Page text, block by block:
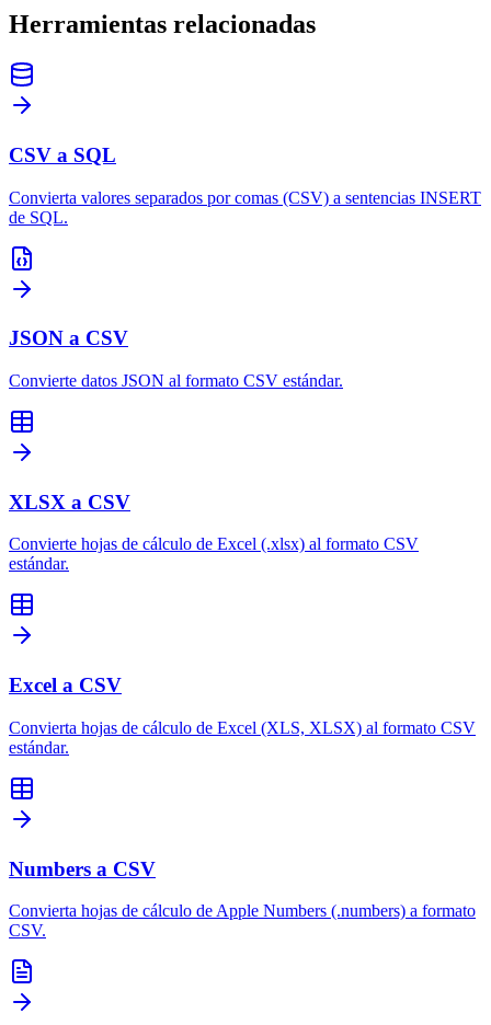
Herramientas relacionadas
CSV a SQL
Convierta valores separados por comas (CSV) a sentencias INSERT
de SQL.
JSON a CSV
Convierte datos JSON al formato CSV estándar.
XLSX a CSV
Convierte hojas de cálculo de Excel (.xlsx) al formato CSV
estándar.
Excel a CSV
Convierta hojas de cálculo de Excel (XLS, XLSX) al formato CSV
estándar.
Numbers a CSV
Convierta hojas de cálculo de Apple Numbers (.numbers) a formato
CSV.